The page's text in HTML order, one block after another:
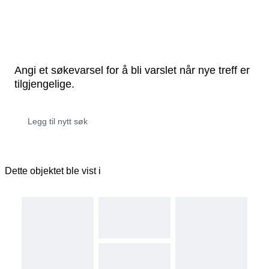
Angi et søkevarsel for å bli varslet når nye treff er
tilgjengelige.
Dette objektet ble vist i